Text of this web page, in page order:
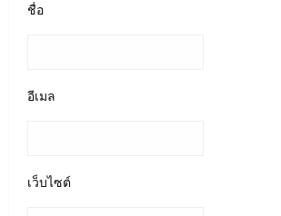
ชื่อ
อีเมล
เว็บไซต์